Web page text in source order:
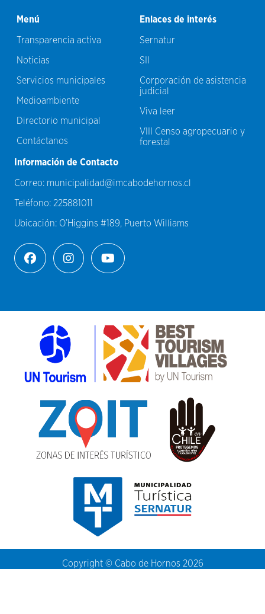
Menú
Transparencia activa
Noticias
Servicios municipales
Medioambiente
Directorio municipal
Contáctanos
Enlaces de interés
Sernatur
SII
Corporación de asistencia
judicial
Viva leer
VIII Censo agropecuario y
forestal
Información de Contacto
Correo: municipalidad@imcabodehornos.cl
Teléfono: 225881011
Ubicación: O’Higgins #189, Puerto Williams
Copyright © Cabo de Hornos 2026